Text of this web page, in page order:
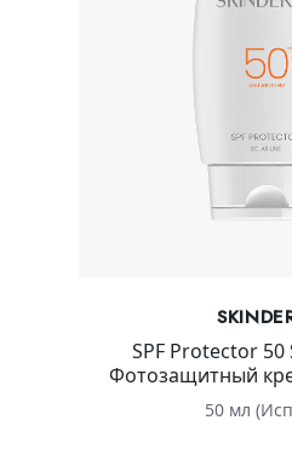
SPF Protector 50
Фотозащитный
50 мл